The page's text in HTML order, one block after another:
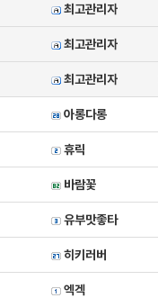
최고관리자
최고관리자
최고관리자
아롱다롱
휴릭
바람꽃
유부맛좋타
히키러버
엑겍